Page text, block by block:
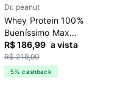
Dr. peanut
Whey Protein 100%
Bueníssimo Max
Titanium Dr. Peanut
Buenissimo
R$ 186,99 a vista
R$ 219,99
5% cashback